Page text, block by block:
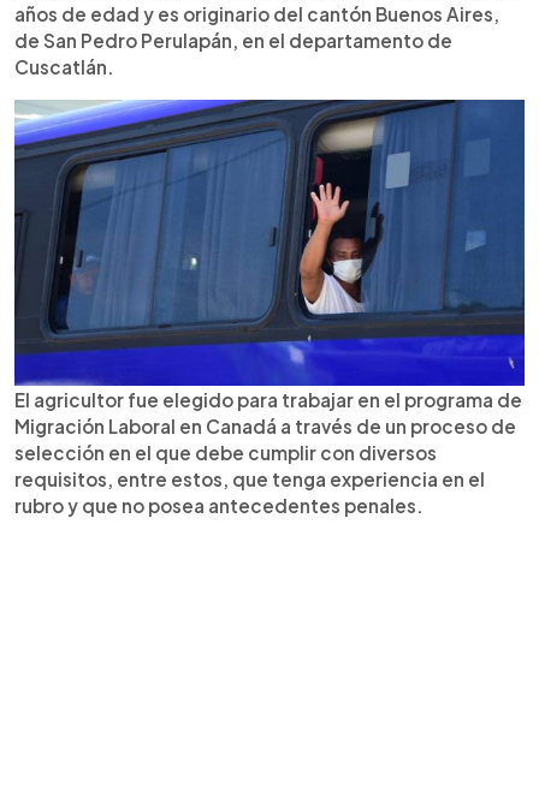
años de edad y es originario del cantón Buenos Aires,
de San Pedro Perulapán, en el departamento de
Cuscatlán.
El agricultor fue elegido para trabajar en el programa de
Migración Laboral en Canadá a través de un proceso de
selección en el que debe cumplir con diversos
requisitos, entre estos, que tenga experiencia en el
rubro y que no posea antecedentes penales.